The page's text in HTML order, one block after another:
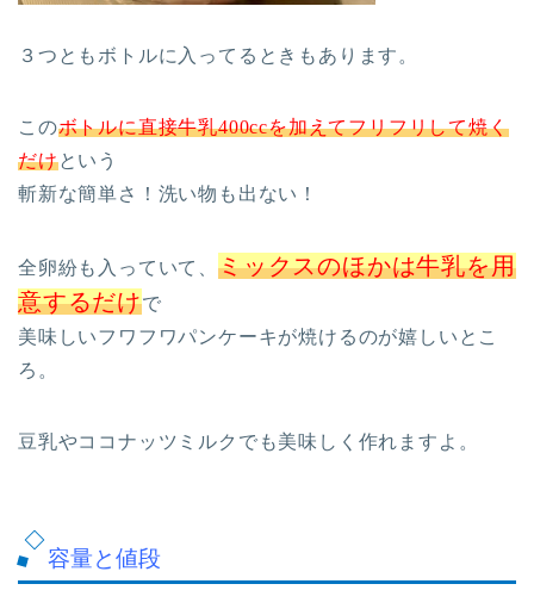
３つともボトルに入ってるときもあります。
このボトルに直接牛乳400ccを加えてフリフリして焼く
だけという
斬新な簡単さ！洗い物も出ない！
全卵紛も入っていて、 ミックスのほかは牛乳を用
意するだけで
美味しいフワフワパンケーキが焼けるのが嬉しいとこ
ろ。
豆乳やココナッツミルクでも美味しく作れますよ。
容量と値段